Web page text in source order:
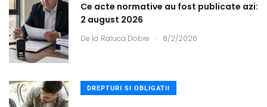
Ce acte normative au fost publicate azi:
2 august 2026
De la Raluca Dobre . 8/2/2026
DREPTURI SI OBLIGATII